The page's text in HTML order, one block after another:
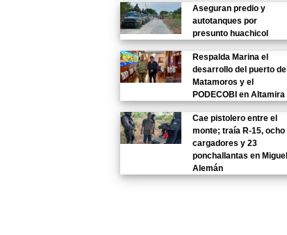
Aseguran predio y
autotanques por
presunto huachicol
Respalda Marina el
desarrollo del puerto de
Matamoros y el
PODECOBI en Altamira
Cae pistolero entre el
monte; traía R-15, ocho
cargadores y 23
ponchallantas en Miguel
Alemán